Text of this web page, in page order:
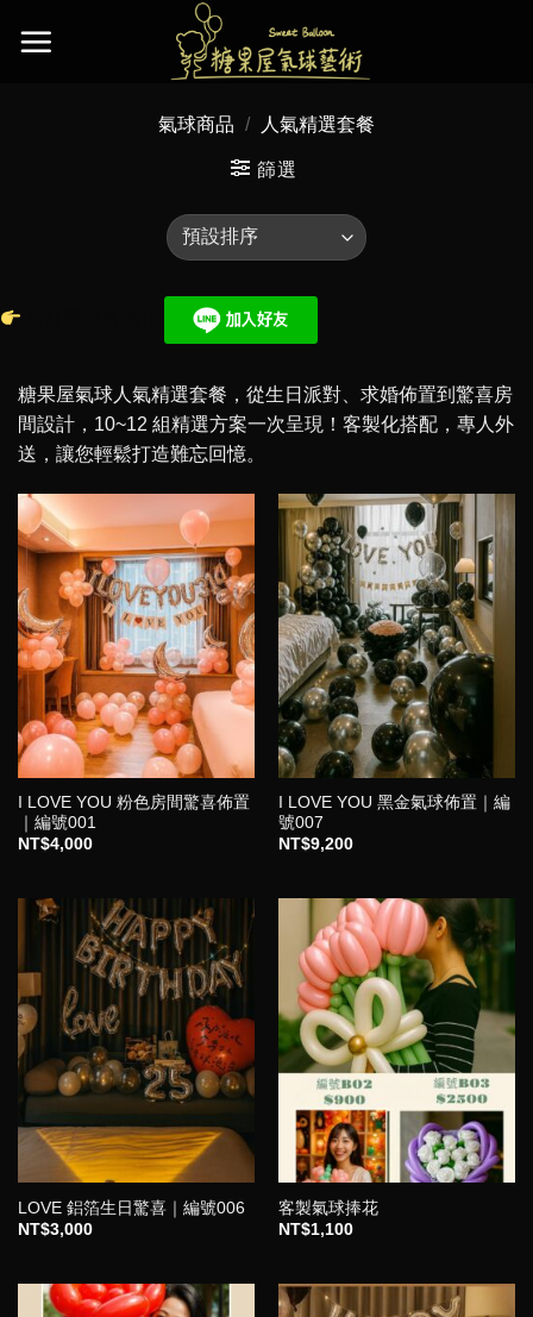
氣球商品 / 人氣精選套餐
篩選
糖果屋氣球人氣精選套餐，從生日派對、求婚佈置到驚喜房
間設計，10~12 組精選方案一次呈現！客製化搭配，專人外
送，讓您輕鬆打造難忘回憶。
I LOVE YOU 粉色房間驚喜佈置
｜編號001
NT$4,000
I LOVE YOU 黑金氣球佈置｜編
號007
NT$9,200
LOVE 鋁箔生日驚喜｜編號006
NT$3,000
客製氣球捧花
NT$1,100